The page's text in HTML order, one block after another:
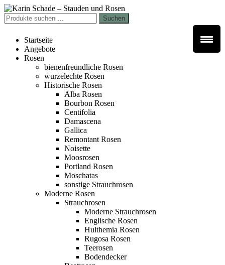
Zur
Navigation
springen
Zum
Inhalt
springen
Suchen
nach:
Suchen
Startseite
Angebote
Rosen
bienenfreundliche Rosen
wurzelechte Rosen
Historische Rosen
Alba Rosen
Bourbon Rosen
Centifolia
Damascena
Gallica
Remontant Rosen
Noisette
Moosrosen
Portland Rosen
Moschatas
sonstige Strauchrosen
Moderne Rosen
Strauchrosen
Moderne Strauchrosen
Englische Rosen
Hulthemia Rosen
Rugosa Rosen
Teerosen
Bodendecker